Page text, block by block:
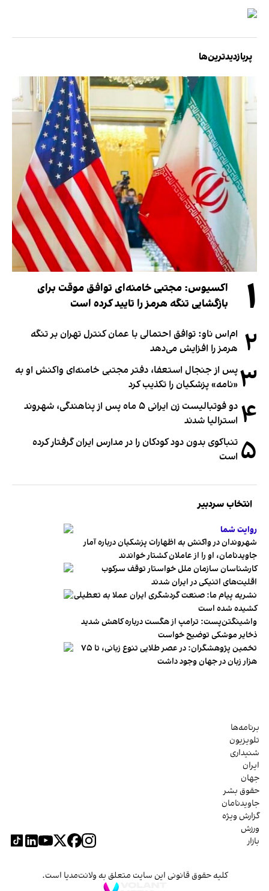
پربازدیدترین‌ها
۱
اکسیوس: مجتبی خامنه‌ای توافق موقت برای
بازگشایی تنگه هرمز را تایید کرده است
۲ ام‌اس ناو: توافق احتمالی با عمان کنترل تهران بر تنگه
هرمز را افزایش می‌دهد
۳پس از جنجال استعفا، دفتر مجتبی خامنه‌ای واکنش او به
«نامه» پزشکیان را تکذیب کرد
۴
دو فوتبالیست زن ایرانی ۵ ماه پس از پناهندگی، شهروند
استرالیا شدند
۵ تنباکوی بدون دود کودکان را در مدارس ایران گرفتار کرده
است
انتخاب سردبیر
روایت شما
شهروندان در واکنش به اظهارات پزشکیان درباره آمار
جاویدنامان، او را از عاملان کشتار خواندند
کارشناسان سازمان ملل خواستار توقف سرکوب
اقلیت‌های اتنیکی در ایران شدند
نشریه پیام ما: صنعت گردشگری ایران عملا به تعطیلی
کشیده شده است
واشینگتن‌پست: ترامپ از هگست درباره کاهش شدید
ذخایر موشکی توضیح خواست
تخمین پژوهشگران: در عصر طلایی تنوع زبانی، تا ۷۵
هزار زبان در جهان وجود داشت
برنامه‌ها
تلویزیون
شنیداری
ایران
جهان
حقوق بشر
جاویدنامان
گزارش ویژه
ورزش
بازار
کلیه حقوق قانونی این سایت متعلق به ولانت‌مدیا است.